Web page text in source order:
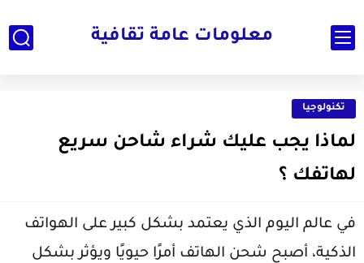
معلومات عامة ثقافية
تكنولوجيا
لماذا يجب عليك شراء شاحن سريع
لهاتفك ؟
في عالم اليوم الذي يعتمد بشكل كبير على الهواتف
الذكية، أصبح شحن الهاتف أمرًا حيويًا ويؤثر بشكل